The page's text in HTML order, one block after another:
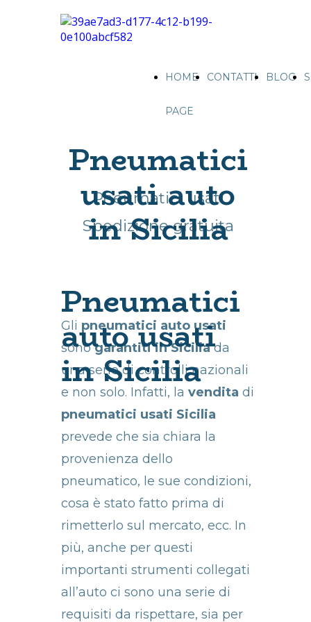
HOME
PAGE
CONTATTI BLOG
Pneumatici
usati auto
in Sicilia
Pneumatici usati
Spedizione gratuita
Pneumatici
auto usati
in Sicilia
Gli pneumatici auto usati
sonogarantiti in Siciliada
una serie di controlli nazionali
e non solo. Infatti, la vendita di
pneumatici usati Sicilia
prevede che sia chiara la
provenienza dello
pneumatico, le sue condizioni,
cosa è stato fatto prima di
rimetterlo sul mercato, ecc. In
più, anche per questi
importanti strumenti collegati
all’auto ci sono una serie di
requisiti da rispettare, sia per